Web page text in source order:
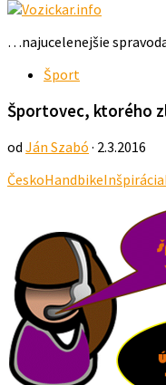
…najucelenejšie
Šport
Športovec, ktorého
od Ján Szabó · 2.3.2016
ČeskoHandbikeInšpirácia